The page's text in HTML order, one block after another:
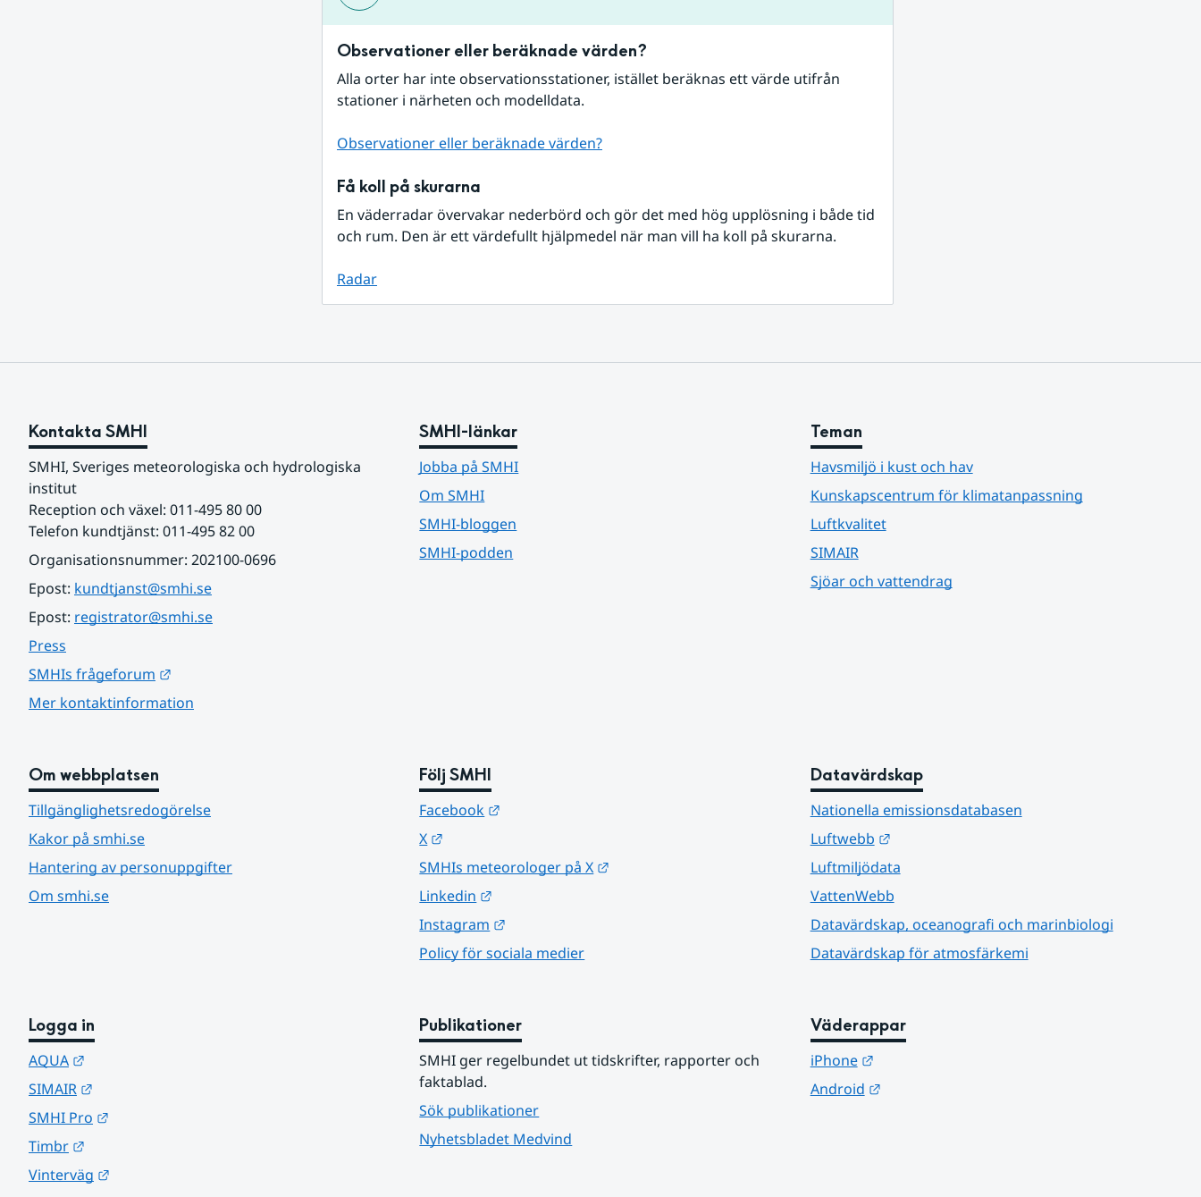
Observationer eller beräknade värden?
Alla orter har inte observationsstationer, istället beräknas ett värde utifrån
stationer i närheten och modelldata.
Observationer eller beräknade värden?
Få koll på skurarna
En väderradar övervakar nederbörd och gör det med hög upplösning i både tid
och rum. Den är ett värdefullt hjälpmedel när man vill ha koll på skurarna.
Radar
Kontakta SMHI
SMHI, Sveriges meteorologiska och hydrologiska
institut
Reception och växel: 011-495 80 00
Telefon kundtjänst: 011-495 82 00
Organisationsnummer: 202100-0696
Epost: kundtjanst@smhi.se
Epost: registrator@smhi.se
Press
SMHIs frågeforum
Mer kontaktinformation
SMHI-länkar
Jobba på SMHI
Om SMHI
SMHI-bloggen
SMHI-podden
Teman
Havsmiljö i kust och hav
Kunskapscentrum för klimatanpassning
Luftkvalitet
SIMAIR
Sjöar och vattendrag
Om webbplatsen
Tillgänglighetsredogörelse
Kakor på smhi.se
Hantering av personuppgifter
Om smhi.se
Följ SMHI
Facebook
X
SMHIs meteorologer på X
Linkedin
Instagram
Policy för sociala medier
Datavärdskap
Nationella emissionsdatabasen
Luftwebb
Länk till annan webbplats.
Luftmiljödata
VattenWebb
Datavärdskap, oceanografi och marinbiologi
Datavärdskap för atmosfärkemi
Logga in
AQUA
SIMAIR
SMHI Pro
Timbr
Vinterväg
Publikationer
SMHI ger regelbundet ut tidskrifter, rapporter och
faktablad.
Sök publikationer
Nyhetsbladet Medvind
Väderappar
iPhone
Länk till annan webbplats.
Android
Länk till annan webbplats.